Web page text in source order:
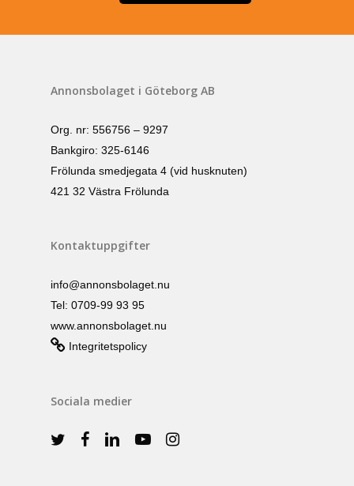
Annonsbolaget i Göteborg AB
Org. nr: 556756 – 9297
Bankgiro: 325-6146
Frölunda smedjegata 4 (vid husknuten)
421 32 Västra Frölunda
Kontaktuppgifter
info@annonsbolaget.nu
Tel: 0709-99 93 95
www.annonsbolaget.nu
Integritetspolicy
Sociala medier